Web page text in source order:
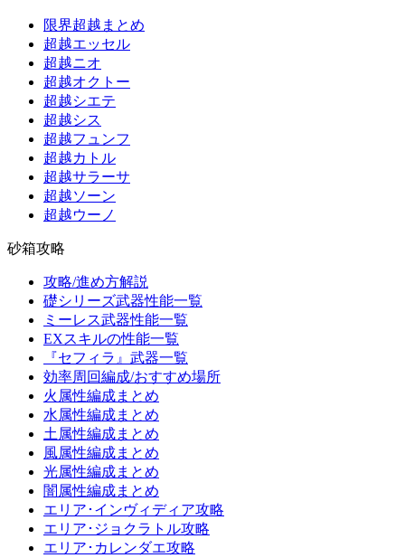
限界超越まとめ
超越エッセル
超越ニオ
超越オクトー
超越シエテ
超越シス
超越フュンフ
超越カトル
超越サラーサ
超越ソーン
超越ウーノ
砂箱攻略
攻略/進め方解説
礎シリーズ武器性能一覧
ミーレス武器性能一覧
EXスキルの性能一覧
『セフィラ』武器一覧
効率周回編成/おすすめ場所
火属性編成まとめ
水属性編成まとめ
土属性編成まとめ
風属性編成まとめ
光属性編成まとめ
闇属性編成まとめ
エリア･インヴィディア攻略
エリア･ジョクラトル攻略
エリア･カレンダエ攻略